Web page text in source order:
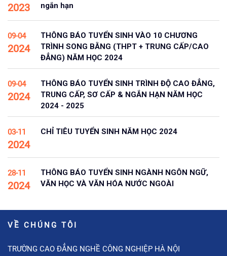
2023
ngắn hạn
09-04
2024
THÔNG BÁO TUYỂN SINH VÀO 10 CHƯƠNG
TRÌNH SONG BẰNG (THPT + TRUNG CẤP/CAO
ĐẲNG) NĂM HỌC 2024
09-04
2024
THÔNG BÁO TUYỂN SINH TRÌNH ĐỘ CAO ĐẲNG,
TRUNG CẤP, SƠ CẤP & NGẮN HẠN NĂM HỌC
2024 - 2025
03-11
2024
CHỈ TIÊU TUYỂN SINH NĂM HỌC 2024
28-11
2024
THÔNG BÁO TUYỂN SINH NGÀNH NGÔN NGỮ,
VĂN HỌC VÀ VĂN HÓA NƯỚC NGOÀI
VỀ CHÚNG TÔI
TRƯỜNG CAO ĐẲNG NGHỀ CÔNG NGHIỆP HÀ NỘI